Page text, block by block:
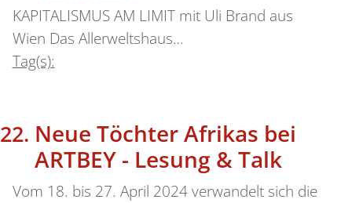
KAPITALISMUS AM LIMIT mit Uli Brand aus
Wien Das Allerweltshaus…
Tag(s):
Neue Töchter Afrikas bei
ARTBEY - Lesung & Talk
Vom 18. bis 27. April 2024 verwandelt sich die